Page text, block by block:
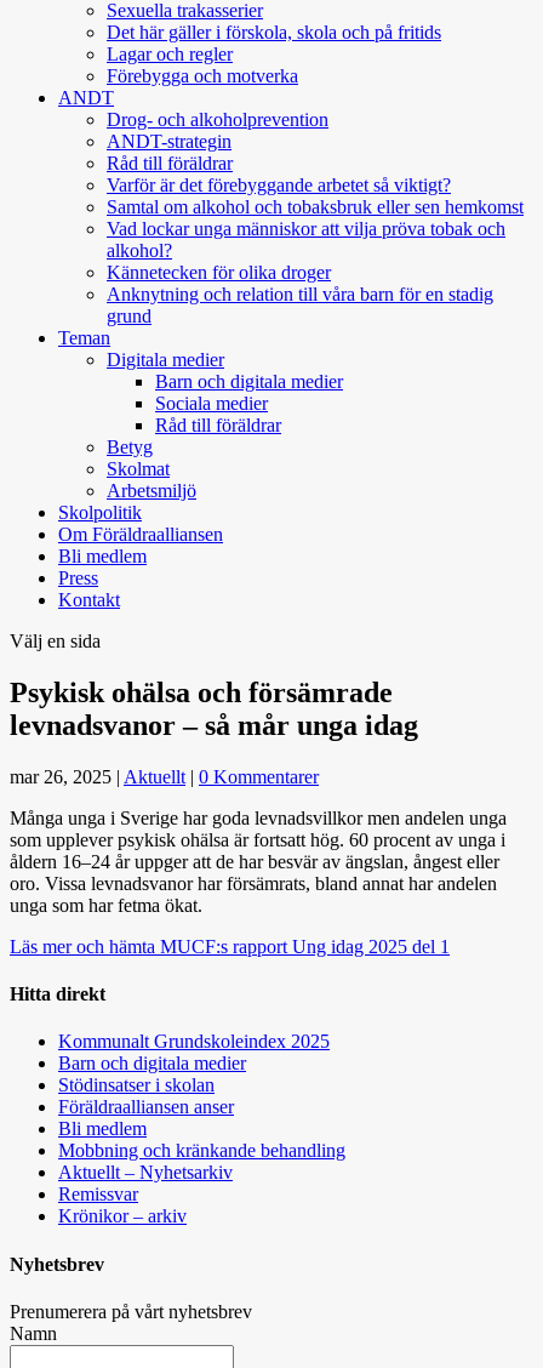
Sexuella trakasserier
Det här gäller i förskola, skola och på fritids
Lagar och regler
Förebygga och motverka
ANDT
Drog- och alkoholprevention
ANDT-strategin
Råd till föräldrar
Varför är det förebyggande arbetet så viktigt?
Samtal om alkohol och tobaksbruk eller sen hemkomst
Vad lockar unga människor att vilja pröva tobak och
alkohol?
Kännetecken för olika droger
Anknytning och relation till våra barn för en stadig
grund
Teman
Digitala medier
Barn och digitala medier
Sociala medier
Råd till föräldrar
Betyg
Skolmat
Arbetsmiljö
Skolpolitik
Om Föräldraalliansen
Bli medlem
Press
Kontakt
Välj en sida
Psykisk ohälsa och försämrade
levnadsvanor – så mår unga idag
mar 26, 2025 | Aktuellt | 0 Kommentarer
Många unga i Sverige har goda levnadsvillkor men andelen unga
som upplever psykisk ohälsa är fortsatt hög. 60 procent av unga i
åldern 16–24 år uppger att de har besvär av ängslan, ångest eller
oro. Vissa levnadsvanor har försämrats, bland annat har andelen
unga som har fetma ökat.
Läs mer och hämta MUCF:s rapport Ung idag 2025 del 1
Hitta direkt
Kommunalt Grundskoleindex 2025
Barn och digitala medier
Stödinsatser i skolan
Föräldraalliansen anser
Bli medlem
Mobbning och kränkande behandling
Aktuellt – Nyhetsarkiv
Remissvar
Krönikor – arkiv
Nyhetsbrev
Prenumerera på vårt nyhetsbrev
Namn